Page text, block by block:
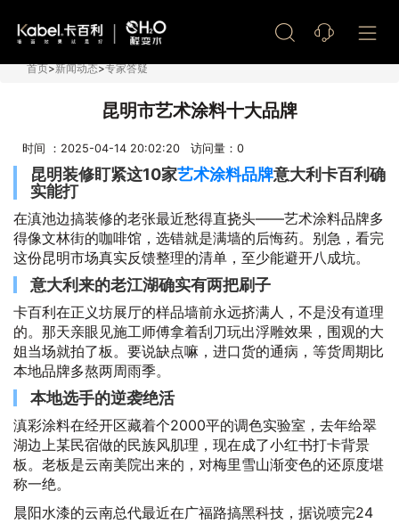
首页>新闻动态>专家答疑
昆明市艺术涂料十大品牌
时间 ：2025-04-14 20:02:20 访问量： 0
昆明装修盯紧这10家艺术涂料品牌意大利卡百利确
实能打
在滇池边搞装修的老张最近愁得直挠头——艺术涂料品牌多
得像文林街的咖啡馆，选错就是满墙的后悔药。别急，看完
这份昆明市场真实反馈整理的清单，至少能避开八成坑。
意大利来的老江湖确实有两把刷子
卡百利在正义坊展厅的样品墙前永远挤满人，不是没有道理
的。那天亲眼见施工师傅拿着刮刀玩出浮雕效果，围观的大
姐当场就拍了板。要说缺点嘛，进口货的通病，等货周期比
本地品牌多熬两周雨季。
本地选手的逆袭绝活
滇彩涂料在经开区藏着个2000平的调色实验室，去年给翠
湖边上某民宿做的民族风肌理，现在成了小红书打卡背景
板。老板是云南美院出来的，对梅里雪山渐变色的还原度堪
称一绝。
晨阳水漆的云南总代最近在广福路搞黑科技，据说喷完24